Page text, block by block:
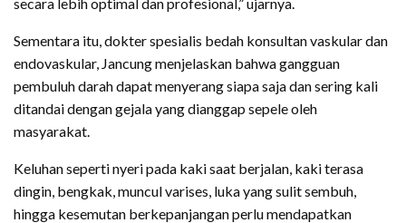
Sementara itu, dokter spesialis bedah konsultan vaskular dan
endovaskular, Jancung menjelaskan bahwa gangguan
pembuluh darah dapat menyerang siapa saja dan sering kali
ditandai dengan gejala yang dianggap sepele oleh
masyarakat.
Keluhan seperti nyeri pada kaki saat berjalan, kaki terasa
dingin, bengkak, muncul varises, luka yang sulit sembuh,
hingga kesemutan berkepanjangan perlu mendapatkan